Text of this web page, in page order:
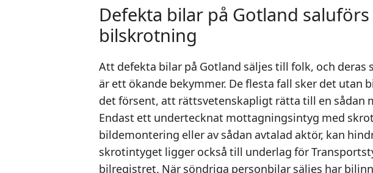
Defekta bilar på Gotland
bilskrotning
Att defekta bilar på Gotland säljes till folk, och
är ett ökande bekymmer. De flesta fall sker det utan
det försent, att rättsvetenskapligt rätta till en sådan
Endast ett undertecknat mottagningsintyg med
bildemontering eller av sådan avtalad aktör, kan
skrotintyget ligger också till underlag för
bilregistret. När söndriga personbilar säljes har